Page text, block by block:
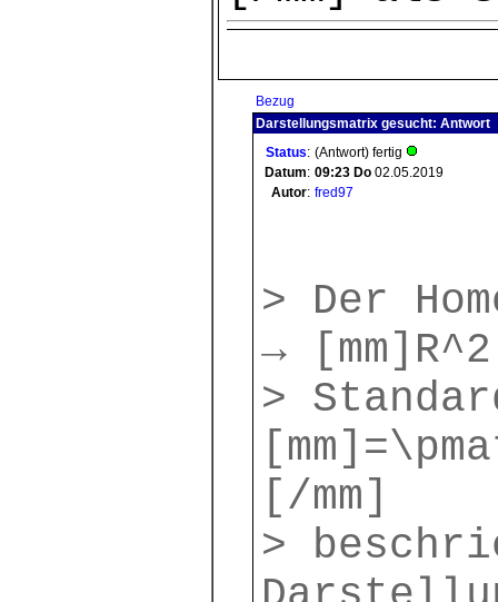
Bezug
Darstellungsmatrix gesucht: Antwort
Status: (Antwort) fertig
Datum: 09:23 Do 02.05.2019
Autor: fred97
> Der
→
>
[/mm]
>